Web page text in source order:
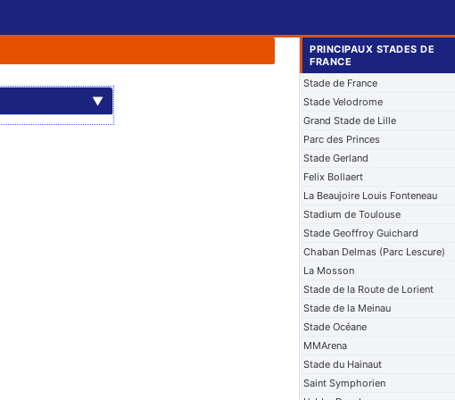
▼
PRINCIPAUX STADES DE
FRANCE
Stade de France
Stade Velodrome
Grand Stade de Lille
Parc des Princes
Stade Gerland
Felix Bollaert
La Beaujoire Louis Fonteneau
Stadium de Toulouse
Stade Geoffroy Guichard
Chaban Delmas (Parc Lescure)
La Mosson
Stade de la Route de Lorient
Stade de la Meinau
Stade Océane
MMArena
Stade du Hainaut
Saint Symphorien